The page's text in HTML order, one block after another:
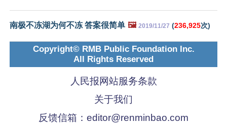
南极不冻湖为何不冻 答案很简单 🖼️ 2019/11/27 (236,925次)
Copyright© RMB Public Foundation Inc.
All Rights Reserved
人民报网站服务条款
关于我们
反馈信箱： editor@renminbao.com